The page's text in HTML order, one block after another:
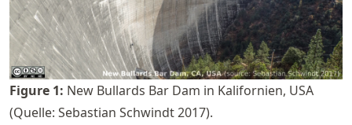
Figure 1: New Bullards Bar Dam in Kalifornien, USA
(Quelle: Sebastian Schwindt 2017).